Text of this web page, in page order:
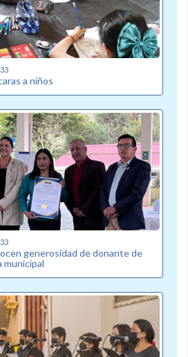
a niños
generosidad de donante de
municipal